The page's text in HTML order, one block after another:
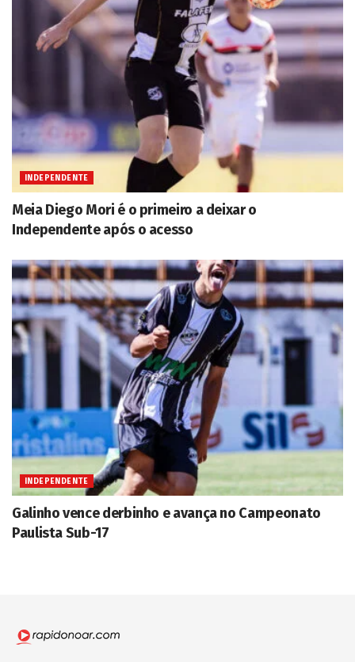
INDEPENDENTE
Meia Diego Mori é o primeiro a deixar o
Independente após o acesso
INDEPENDENTE
Galinho vence derbinho e avança no Campeonato
Paulista Sub-17